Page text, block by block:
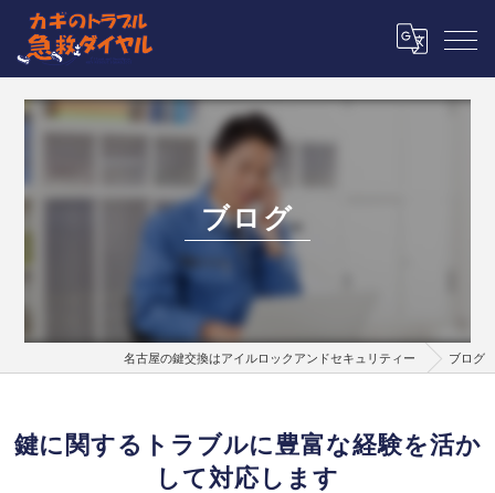
ブログ
名古屋の鍵交換はアイルロックアンドセキュリティー ブログ
鍵に関するトラブルに豊富な経験を活か
して対応します